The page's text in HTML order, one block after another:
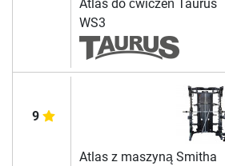
Atlas do ćwiczeń Taurus
WS3
9
Atlas z maszyną Smitha